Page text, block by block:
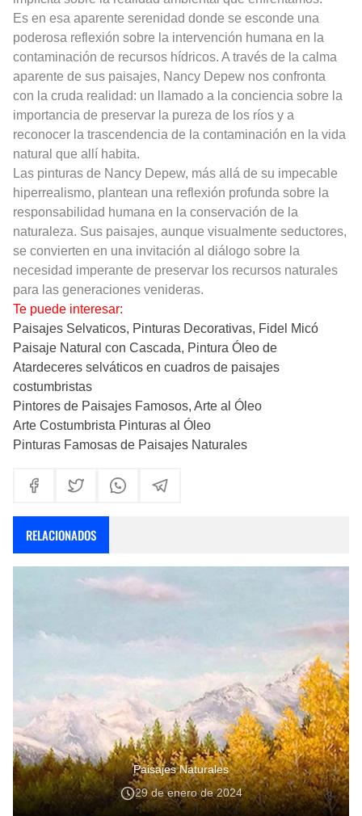
Es en esa aparente serenidad donde se esconde una
poderosa reflexión sobre la intervención humana en la
contaminación de recursos hídricos. A través de la calma
aparente de sus paisajes, Nancy Depew nos confronta
con la cruda realidad: un llamado a la conciencia sobre la
importancia de preservar la pureza de los ríos y a
reconocer la trascendencia de la contaminación en la vida
natural que allí habita.
Las pinturas de Nancy Depew, más allá de su impecable
hiperrealismo, plantean una reflexión profunda sobre la
responsabilidad humana en la conservación de la
naturaleza. Sus paisajes, aunque visualmente seductores,
se convierten en una invitación al diálogo sobre la
necesidad imperante de preservar los recursos naturales
para las generaciones venideras.
Te puede interesar:
Paisajes Selvaticos, Pinturas Decorativas, Fidel Micó
Paisaje Natural con Cascada, Pintura Óleo de
Atardeceres selváticos en cuadros de paisajes
costumbristas
Pintores de Paisajes Famosos, Arte al Óleo
Arte Costumbrista Pinturas al Óleo
Pinturas Famosas de Paisajes Naturales
RELACIONADOS
Paisajes Naturales
29 de enero de 2024